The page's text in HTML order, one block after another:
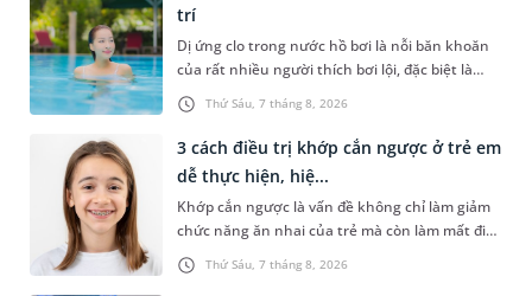
Thứ Sáu, 7 tháng 8, 2026
trí
Dị ứng clo trong nước hồ bơi là nỗi băn khoăn
của rất nhiều người thích bơi lội, đặc biệt là
những trường hợp thường xuyên bơi ở những
hồ bơi nhân tạo. Bài v...
Thứ Sáu, 7 tháng 8, 2026
3 cách điều trị khớp cắn ngược ở trẻ em
dễ thực hiện, hiệ...
Khớp cắn ngược là vấn đề không chỉ làm giảm
chức năng ăn nhai của trẻ mà còn làm mất đi
sự cân đối của khuôn mặt. Do đó, cần khắc
phục sớm tình trạng này để...